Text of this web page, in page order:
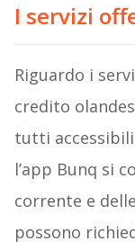
I servizi
Riguardo i
credito
tutti
l’app Bunq si
corrente e
possono